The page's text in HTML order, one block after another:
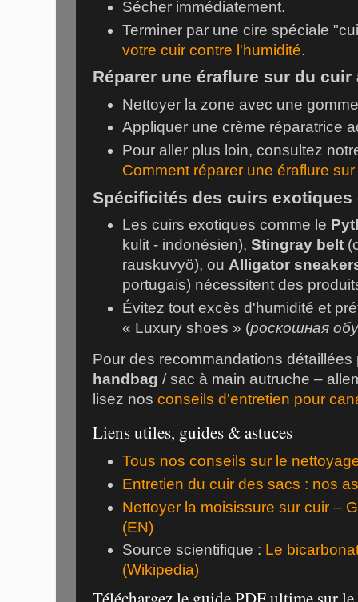
Sécher immédiatement.
Terminer par une cire spéciale
votre cuir contre l'humidité.
Réparer une éraflure sur du
Nettoyer la zone avec une
Appliquer une crème réparatrice
Pour aller plus loin, consultez
Comment réparer une éraflure
Spécificités des cuirs exotiques
Les cuirs exotiques comme le
kulit - indonésien),Stingray belt
rauskuvyö), ou Alligator
portugais) nécessitent des
Évitez tout excès d'humidité et
« Luxury shoes » (роскошная
Pour des recommandations
handbag / sac à main autruche –
lisez nos conseils d'entretien pour
Liens utiles, guides & astuces
Tous nos conseils sur le
Entretien du cuir des sacs : nos
Nettoyer la moisissure sur cuir –
(EN)
Source scientifique : Le
(Wikipedia)